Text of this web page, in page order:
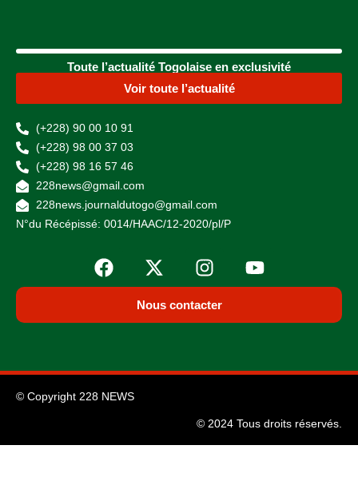
Toute l’actualité Togolaise en exclusivité
Voir toute l’actualité
(+228) 90 00 10 91
(+228) 98 00 37 03
(+228) 98 16 57 46
228news@gmail.com
228news.journaldutogo@gmail.com
N°du Récépissé: 0014/HAAC/12-2020/pl/P
Nous contacter
© Copyright 228 NEWS
© 2024 Tous droits réservés.